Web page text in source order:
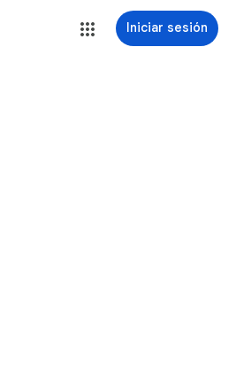
Iniciar sesión